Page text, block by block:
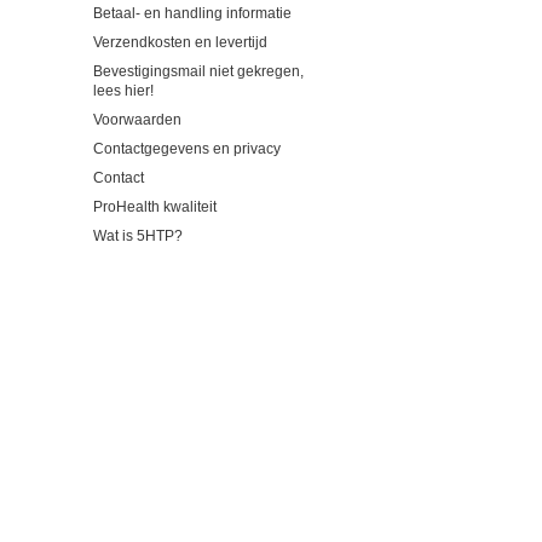
Betaal- en handling informatie
Verzendkosten en levertijd
Bevestigingsmail niet gekregen,
lees hier!
Voorwaarden
Contactgegevens en privacy
Contact
ProHealth kwaliteit
Wat is 5HTP?